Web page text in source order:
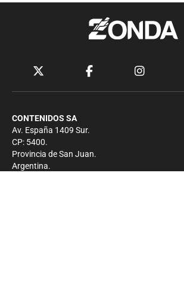
CONTENIDOS SA
Av. España 1409 Sur.
CP: 5400.
Provincia de San Juan.
Argentina.